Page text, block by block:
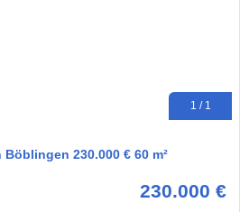
1 / 1
230.000 € 60 m²
230.000 €